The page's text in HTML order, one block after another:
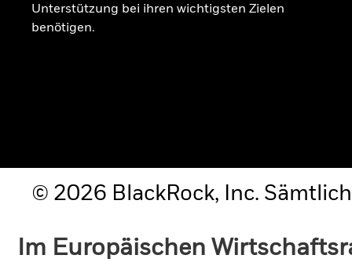
Unterstützung bei ihren wichtigsten Zielen
benötigen.
© 2026 BlackRock, Inc.
Im Europäischen